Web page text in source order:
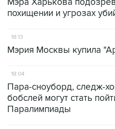
похищении и угрозах
18:13
Мэрия Москвы купила
18:04
Пара-сноуборд, следж-
бобслей могут стать
Паралимпиады